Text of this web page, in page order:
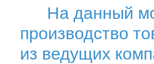
На данный
производство
из ведущих